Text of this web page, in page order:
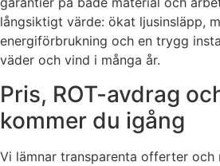
långsiktigt värde: ökat ljusinsläpp,
energiförbrukning och en trygg
väder och vind i många år.
Pris, ROT-avdrag
kommer du igång
Vi lämnar transparenta offerter och